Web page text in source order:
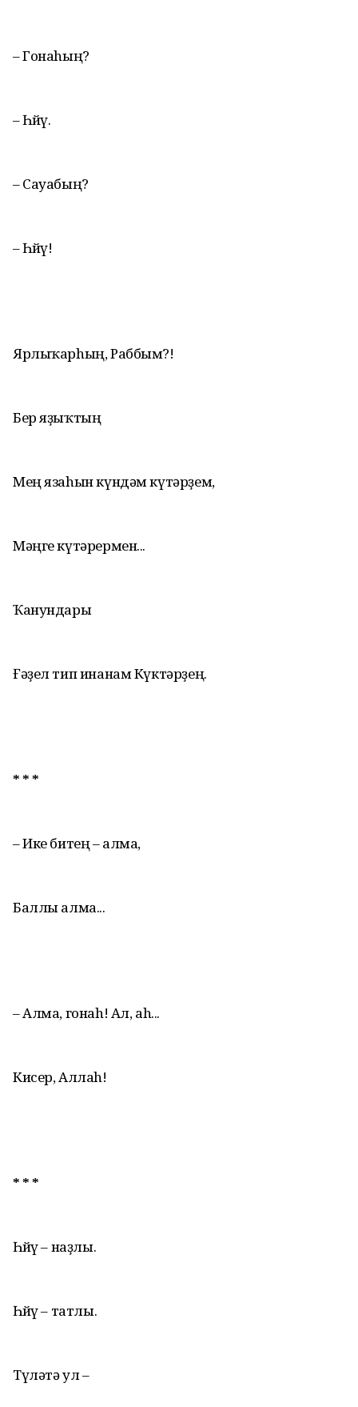
– Гонаhың?
– Һөйөү.
– Сауабың?
– Һөйөү!
Ярлыҡарhың, Раббым?!
Бер яҙыҡтың
Мең язаhын күндәм күтәрҙем,
Мәңге күтәрермен...
Ҡанундары
Ғәҙел тип инанам Күктәрҙең.
* * *
– Ике битең – алма,
Баллы алма...
– Алма, гонаh! Ал, аh...
Кисер, Аллаh!
* * *
Һөйөү – наҙлы.
Һөйөү – татлы.
Түләтә ул –